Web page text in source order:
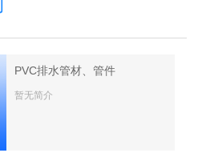
PVC排水管材、管件
暂无简介